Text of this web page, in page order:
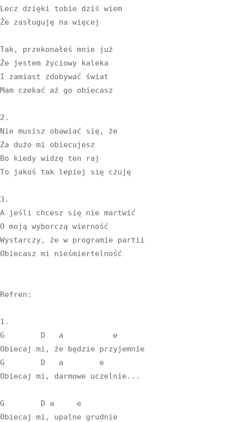
Lecz dzięki tobie dziś wiem
Że zasługuję na więcej
Tak, przekonałeś mnie już
Że jestem życiowy kaleka
I zamiast zdobywać świat
Mam czekać aż go obiecasz
2.
Nie musisz obawiać się, że
Za dużo mi obiecujesz
Bo kiedy widzę ten raj
To jakoś tak lepiej się czuję
3.
A jeśli chcesz się nie martwić
O moją wyborczą wierność
Wystarczy, że w programie partii
Obiecasz mi nieśmiertelność
Refren:
1.
G        D   a           e
Obiecaj mi, że będzie przyjemnie
G        D   a        e
Obiecaj mi, darmowe uczelnie...
G        D a     e
Obiecaj mi, upalne grudnie